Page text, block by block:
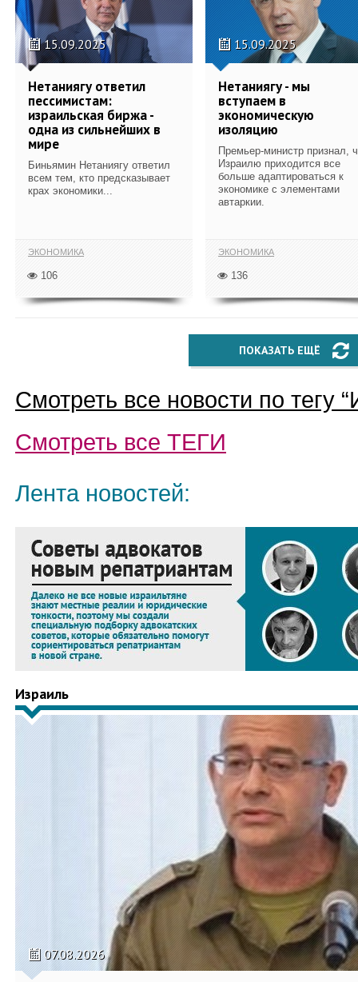
15.09.2025
Нетаниягу ответил
пессимистам:
израильская биржа -
одна из сильнейших в
мире
Биньямин Нетаниягу ответил
всем тем, кто предсказывает
крах экономики...
ЭКОНОМИКА
106
15.09.2025
Нетаниягу - мы
вступаем в
экономическую
изоляцию
Премьер-министр признал,
Израилю приходится все
больше адаптироваться к
экономике с элементами
автаркии.
ЭКОНОМИКА
136
ПОКАЗАТЬ ЕЩЁ
Смотреть все новости по тегу “
Смотреть все ТЕГИ
Лента новостей:
Израиль
07.08.2026